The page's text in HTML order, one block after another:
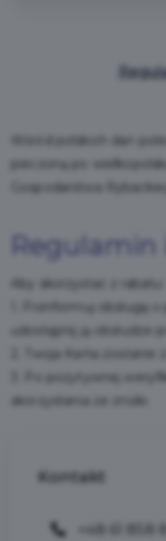
Wśród polskich dań
pieczoną po
Gospodarstwa
Regulamin
Aby skorzystać z rabatu:
1. Poinformuj obsługę
udostępnij ją obsłudze
2. Twoja Karta
3. Po pozytywnej
skorzystania ze zniżki.
Kontakt